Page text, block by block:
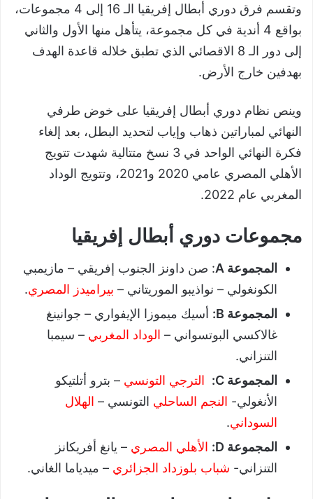
وتقسم فرق دوري أبطال إفريقيا الـ 16 إلى 4 مجموعات،
بواقع 4 أندية في كل مجموعة، يتأهل منها الأول والثاني
إلى دور الـ 8 الاقصائي الذي تطبق خلاله قاعدة الهدف
بهدفين خارج الأرض.
وينص نظام دوري أبطال إفريقيا على خوض طرفي
النهائي لمباراتين ذهاب وإياب لتحديد البطل، بعد إلغاء
فكرة النهائي الواحد في 3 نسخ متتالية شهدت تتويج
الأهلي المصري عامي 2020 و2021، وتتويج الوداد
المغربي عام 2022.
مجموعات دوري أبطال إفريقيا
المجموعة A
: صن داونز الجنوب إفريقي – مازيمبي
الكونغولي – نواذيبو الموريتاني – بيراميدز المصري.
المجموعة B:
أسيك ميموزا الإيفواري – جوانينغ
غالاكسي البوتسواني – الوداد المغربي – سيمبا
التنزاني.
المجموعة C:
الترجي التونسي – بترو أتلتيكو
الأنغولي- النجم الساحلي التونسي – الهلال
السوداني.
المجموعة D:
الأهلي المصري – يانغ أفريكانز
التنزاني- شباب بلوزداد الجزائري – ميدياما الغاني.